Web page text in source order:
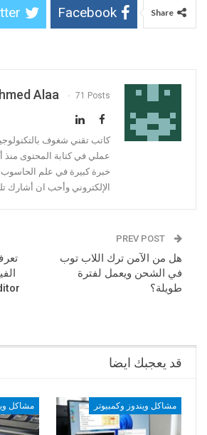
Share
Facebook
Alaa 71 Posts
كاتب تقني شغوف
خبرة كبيرة في علم
الإلكتروني وأحب ان أشارك
هل من الآمن ترك اللاب توب
في الشحن ويعمل لفترة
طويلة؟
قد يعجبك ايضا
مشاكل ويندوز وكمبيوتر مشاكل